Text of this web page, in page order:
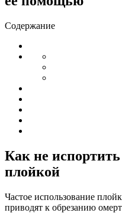
Содержание
Как не
плойкой
Частое использование
приводят к обрезанию